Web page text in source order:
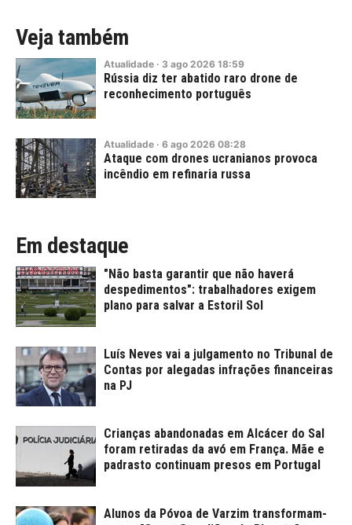
Veja também
Atualidade · 3 ago 2026 18:59
Rússia diz ter abatido raro drone de
reconhecimento português
Atualidade · 6 ago 2026 08:28
Ataque com drones ucranianos provoca
incêndio em refinaria russa
Em destaque
"Não basta garantir que não haverá
despedimentos": trabalhadores exigem
plano para salvar a Estoril Sol
Luís Neves vai a julgamento no Tribunal de
Contas por alegadas infrações financeiras
na PJ
Crianças abandonadas em Alcácer do Sal
foram retiradas da avó em França. Mãe e
padrasto continuam presos em Portugal
Alunos da Póvoa de Varzim transformam-